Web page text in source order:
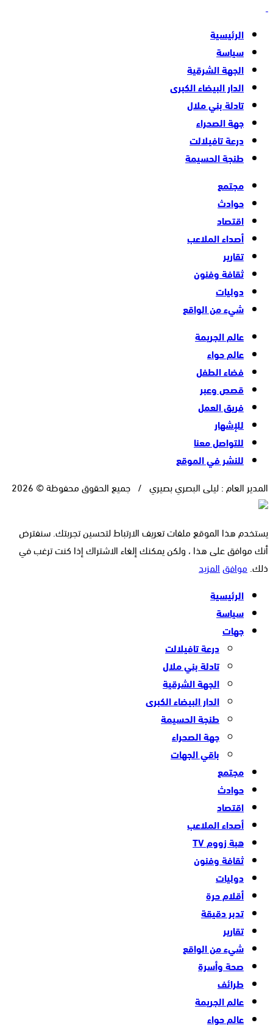
الرئيسية
سياسة
الجهة الشرقية
الدار البيضاء الكبرى
تادلة بني ملال
جهة الصحراء
درعة تافيلالت
طنجة الحسيمة
مجتمع
حوادث
اقتصاد
أصداء الملاعب
تقارير
ثقافة وفنون
دوليات
شيء من الواقع
عالم الجريمة
عالم حواء
فضاء الطفل
قصص وعبر
فريق العمل
للإشهار
للتواصل معنا
للنشر في الموقع
المدير العام : ليلى البصري بصيري / جميع الحقوق محفوظة © 2026
يستخدم هذا الموقع ملفات تعريف الارتباط لتحسين تجربتك. سنفترض
أنك موافق على هذا ، ولكن يمكنك إلغاء الاشتراك إذا كنت ترغب في
ذلك. موافقالمزيد
الرئيسية
سياسة
جهات
درعة تافيلالت
تادلة بني ملال
الجهة الشرقية
الدار البيضاء الكبرى
طنجة الحسيمة
جهة الصحراء
باقي الجهات
مجتمع
حوادث
اقتصاد
أصداء الملاعب
هبة زووم TV
ثقافة وفنون
دوليات
أقلام حرة
تدبر دقيقة
تقارير
شيء من الواقع
صحة وأسرة
طرائف
عالم الجريمة
عالم حواء